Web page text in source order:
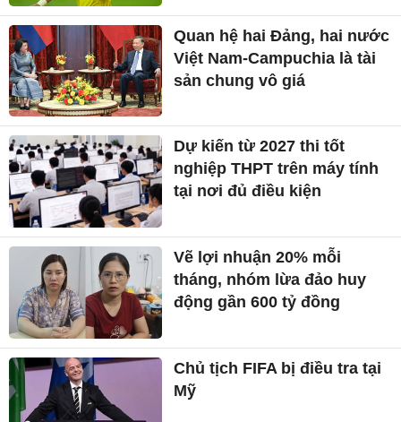
Quan hệ hai Đảng, hai nước
Việt Nam-Campuchia là tài
sản chung vô giá ​
Dự kiến từ 2027 thi tốt
nghiệp THPT trên máy tính
tại nơi đủ điều kiện
Vẽ lợi nhuận 20% mỗi
tháng, nhóm lừa đảo huy
động gần 600 tỷ đồng
Chủ tịch FIFA bị điều tra tại
Mỹ